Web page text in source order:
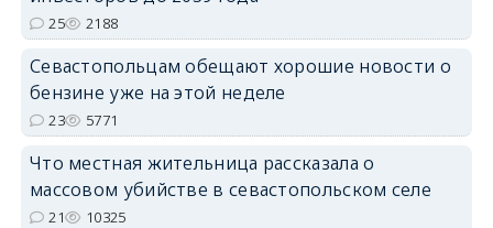
25 2188
Севастопольцам обещают хорошие новости о
бензине уже на этой неделе
23 5771
Что местная жительница рассказала о
массовом убийстве в севастопольском селе
21 10325